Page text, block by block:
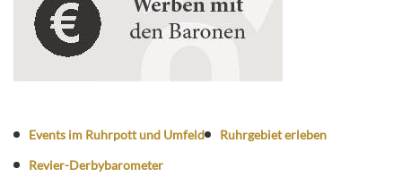
Events im Ruhrpott und Umfeld
Ruhrgebiet erleben
Revier-Derbybarometer